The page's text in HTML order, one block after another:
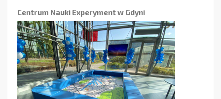
Centrum Nauki Experyment w Gdyni